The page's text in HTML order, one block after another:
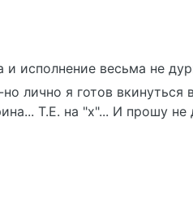
исполнение весьма не
лично я готов вкинуться
Т.Е. на "х"... И прошу